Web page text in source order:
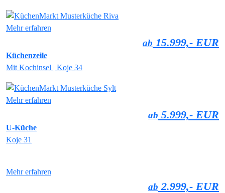
Mehr erfahren
ab 15.999,- EUR
Küchenzeile
Mit Kochinsel | Koje 34
Mehr erfahren
ab 5.999,- EUR
U-Küche
Koje 31
Mehr erfahren
ab 2.999,- EUR